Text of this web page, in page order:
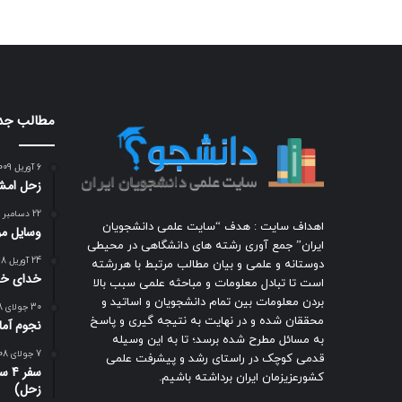
اهداف سایت : هدف “سایت علمی دانشجویان
ایران” جمع آوری رشته های دانشگاهی در محیطی
دوستانه و علمی و بیان مطالب مرتبط با هررشته
است تا تبادل معلومات و مباحثه علمی سبب بالا
بردن معلومات بین تمام دانشجویان و اساتید و
محققان شده و در نهایت به نتیجه گیری و پاسخ
به مسائل مطرح شده برسد؛ تا به این وسیله
قدمی کوچک در راستای رشد و پیشرفت علمی
کشورعزیزمان ایران برداشته باشیم.
مطالب
6 آوریل 2009
زحل
22 دسامبر 2018
وسایل
24 آوریل 2018
خدای
30 جولای 2008
نجوم
7 جولای 2008
زحل)